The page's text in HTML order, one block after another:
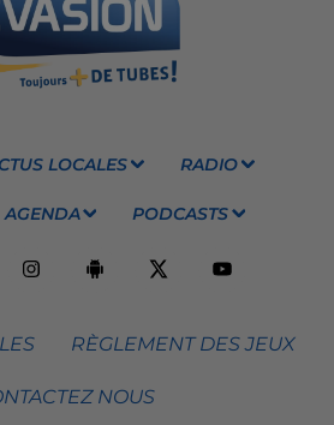
LOCALES RADIO
AGENDA PODCASTS
RÈGLEMENT DES JEUX
NOUS